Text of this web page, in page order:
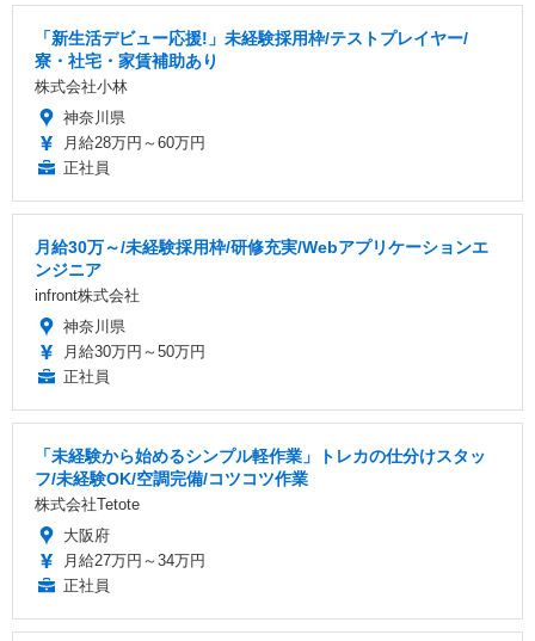
「新生活デビュー応援!」未経験採用枠/テストプレイヤー/
寮・社宅・家賃補助あり
株式会社小林
神奈川県
月給28万円～60万円
正社員
月給30万～/未経験採用枠/研修充実/Webアプリケーションエ
ンジニア
infront株式会社
神奈川県
月給30万円～50万円
正社員
「未経験から始めるシンプル軽作業」トレカの仕分けスタッ
フ/未経験OK/空調完備/コツコツ作業
株式会社Tetote
大阪府
月給27万円～34万円
正社員